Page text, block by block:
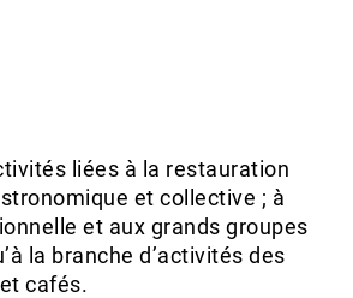
liées à la restauration
et collective ; à
et aux grands groupes
la branche d’activités des
cafés.